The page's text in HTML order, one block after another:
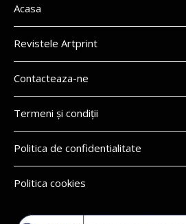
Acasa
Revistele Artprint
Contacteaza-ne
Termeni și condiții
Politica de confidentialitate
Politica cookies